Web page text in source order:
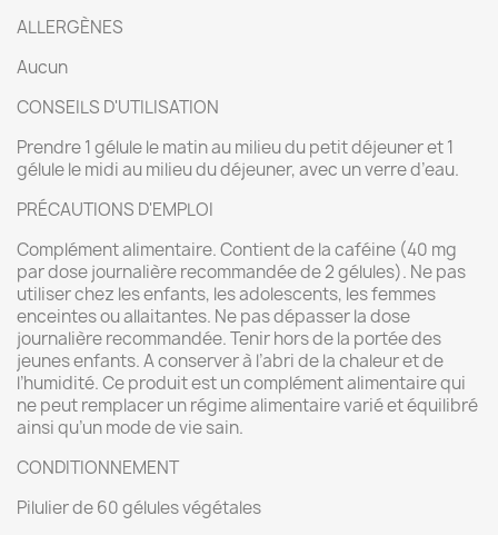
ALLERGÈNES
Aucun
CONSEILS D'UTILISATION
Prendre 1 gélule le matin au milieu du petit déjeuner et 1
gélule le midi au milieu du déjeuner, avec un verre d’eau.
PRÉCAUTIONS D'EMPLOI
Complément alimentaire. Contient de la caféine (40 mg
par dose journalière recommandée de 2 gélules). Ne pas
utiliser chez les enfants, les adolescents, les femmes
enceintes ou allaitantes. Ne pas dépasser la dose
journalière recommandée. Tenir hors de la portée des
jeunes enfants. A conserver à l’abri de la chaleur et de
l’humidité. Ce produit est un complément alimentaire qui
ne peut remplacer un régime alimentaire varié et équilibré
ainsi qu’un mode de vie sain.
CONDITIONNEMENT
Pilulier de 60 gélules végétales